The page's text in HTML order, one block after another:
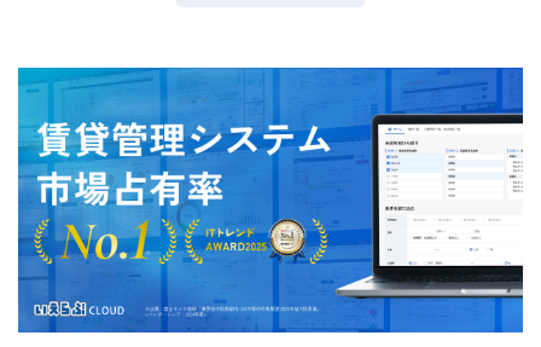
ニュース一覧 お役立ちブログ 資料ダウンロード
特長 サービス一覧